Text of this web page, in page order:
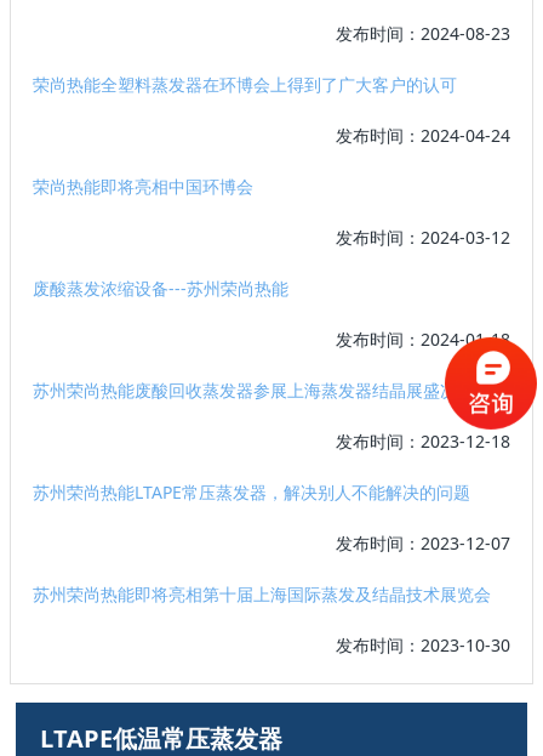
发布时间：2024-08-23
荣尚热能全塑料蒸发器在环博会上得到了广大客户的认可
发布时间：2024-04-24
荣尚热能即将亮相中国环博会
发布时间：2024-03-12
废酸蒸发浓缩设备---苏州荣尚热能
发布时间：2024-01-18
苏州荣尚热能废酸回收蒸发器参展上海蒸发器结晶展盛况
发布时间：2023-12-18
苏州荣尚热能LTAPE常压蒸发器，解决别人不能解决的问题
发布时间：2023-12-07
苏州荣尚热能即将亮相第十届上海国际蒸发及结晶技术展览会
发布时间：2023-10-30
LTAPE低温常压蒸发器